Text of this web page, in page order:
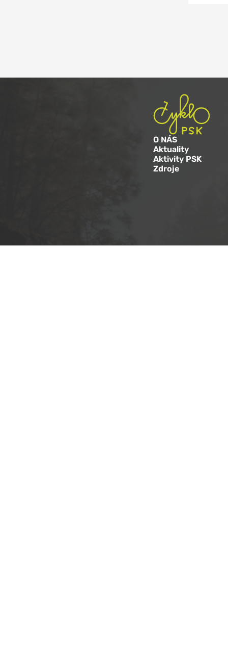
O NÁS
Aktuality
Aktivity PSK
Zdroje